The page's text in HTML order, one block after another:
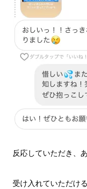
反応していただき、
受け入れていただけ